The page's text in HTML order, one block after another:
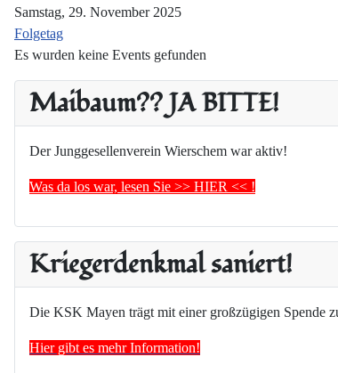
Maibaum?? JA BITTE!
Der Junggesellenverein Wierschem war aktiv!
Was da los war, lesen Sie >> HIER << !
Kriegerdenkmal saniert!
Die KSK Mayen trägt mit einer großzügigen Spende
Hier gibt es mehr Information!
Samstag, 29. November 2025
Folgetag
Es wurden keine Events gefunden